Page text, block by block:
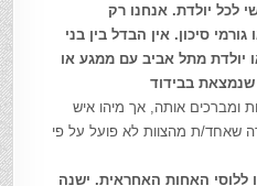
לכל יולדת. אנחנו רק
סיכון. אין הבדל בין בני
יולדת מתל אביב עם ממגע או
שנמצאת בבידוד
ומברכים אותה, אך מיהו איש
שאחד/ת מהצוות לא פועל על פי
ללוסי האחות האחראית. ישנה